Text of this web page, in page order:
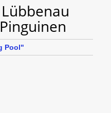
Pool"